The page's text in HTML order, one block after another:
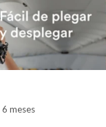
meses